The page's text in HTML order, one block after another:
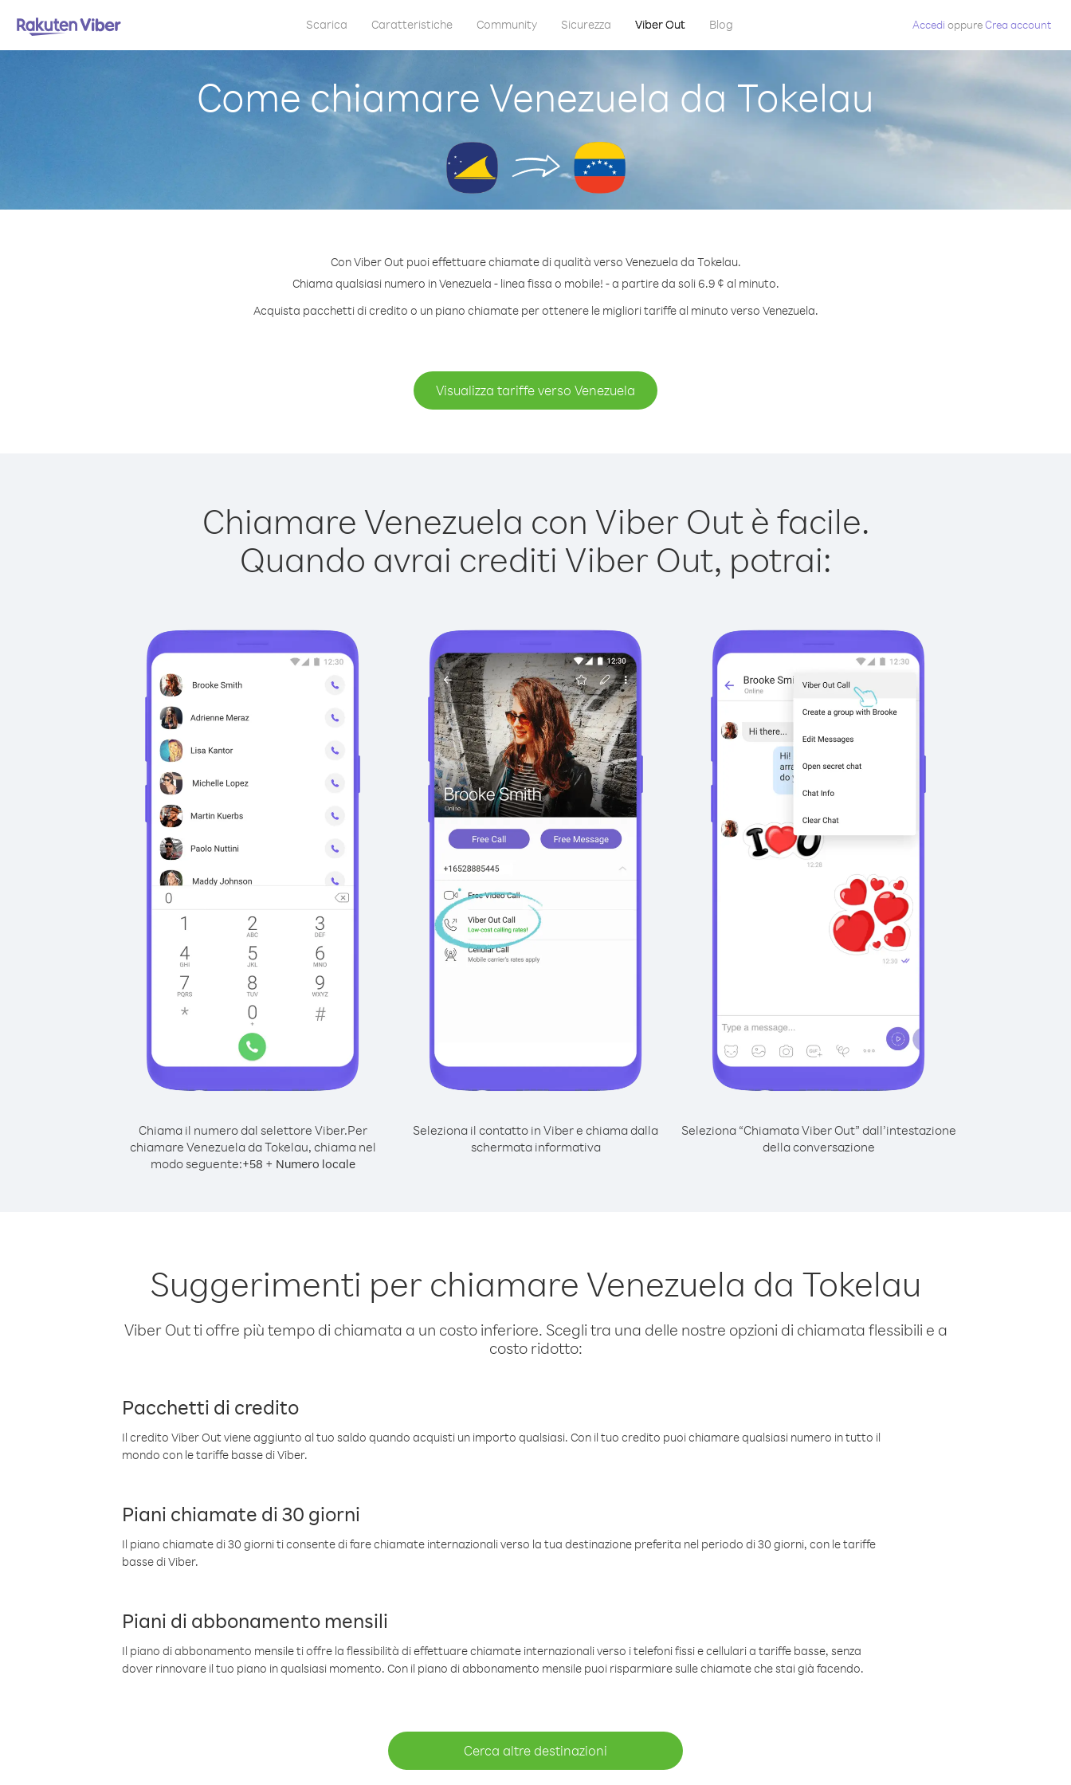
Scarica Caratteristiche Community Sicurezza Viber Out Blog Accedi oppureCrea account
Come chiamare Venezuela da Tokelau
Con Viber Out puoi effettuare chiamate di qualità verso Venezuela da Tokelau.
Chiama qualsiasi numero in Venezuela - linea fissa o mobile! - a partire da soli 6.9 ¢ al minuto.
Acquista pacchetti di credito o un piano chiamate per ottenere le migliori tariffe al minuto verso Venezuela.
Visualizza tariffe verso Venezuela
Chiamare Venezuela con Viber Out è facile.
Quando avrai crediti Viber Out, potrai:
Chiama il numero dal selettore Viber.Per
chiamare Venezuela da Tokelau, chiama nel
modo seguente:+58 + Numero locale
Seleziona il contatto in Viber e chiama dalla
schermata informativa
Seleziona “Chiamata Viber Out” dall’intestazione
della conversazione
Suggerimenti per chiamare Venezuela da Tokelau
Viber Out ti offre più tempo di chiamata a un costo inferiore. Scegli tra una delle nostre opzioni di chiamata flessibili e a
costo ridotto:
Pacchetti di credito
Il credito Viber Out viene aggiunto al tuo saldo quando acquisti un importo qualsiasi. Con il tuo credito puoi chiamare qualsiasi numero in tutto il
mondo con le tariffe basse di Viber.
Piani chiamate di 30 giorni
Il piano chiamate di 30 giorni ti consente di fare chiamate internazionali verso la tua destinazione preferita nel periodo di 30 giorni, con le tariffe
basse di Viber.
Piani di abbonamento mensili
Il piano di abbonamento mensile ti offre la flessibilità di effettuare chiamate internazionali verso i telefoni fissi e cellulari a tariffe basse, senza
dover rinnovare il tuo piano in qualsiasi momento. Con il piano di abbonamento mensile puoi risparmiare sulle chiamate che stai già facendo.
Cerca altre destinazioni